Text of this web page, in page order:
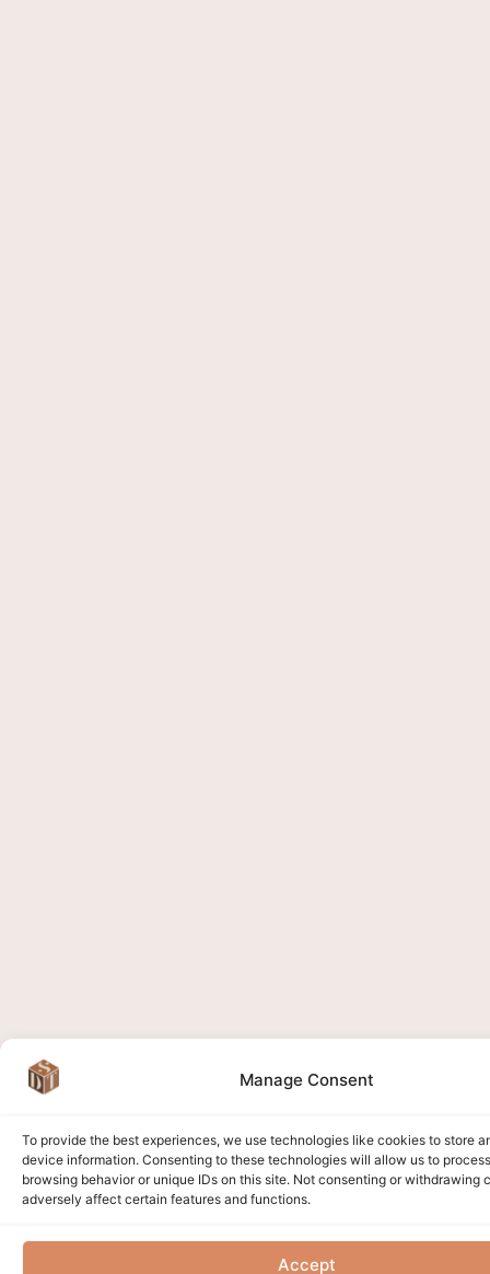
Manage Consent
To provide the best experiences, we use technologies like cookies to store
device information. Consenting to these technologies will allow us to
browsing behavior or unique IDs on this site. Not consenting or withdrawing
adversely affect certain features and functions.
Accept